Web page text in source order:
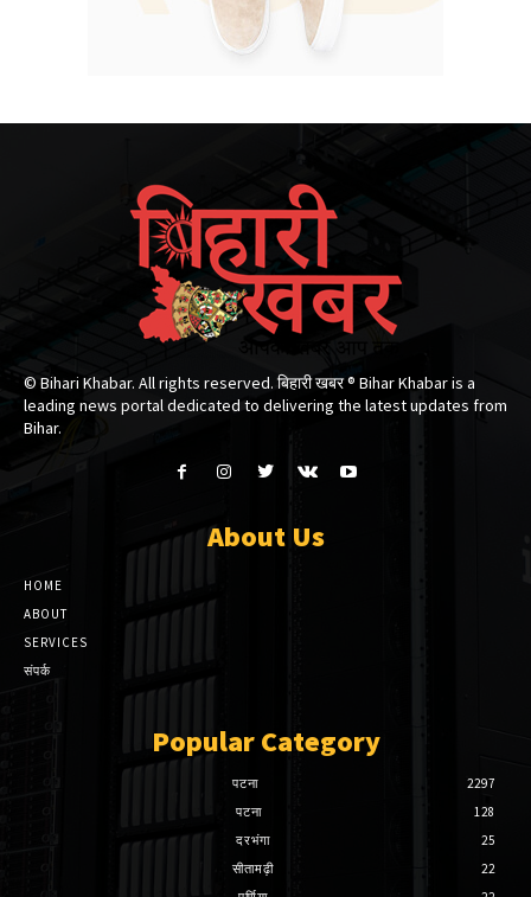
© Bihari Khabar. All rights reserved. बिहारी खबर ®​ Bihar Khabar is a
leading news portal dedicated to delivering the latest updates from
Bihar.
About Us
HOME
ABOUT
SERVICES
संपर्क
Popular Category
पटना
2297
पटना
128
दरभंगा
25
सीतामढ़ी
22